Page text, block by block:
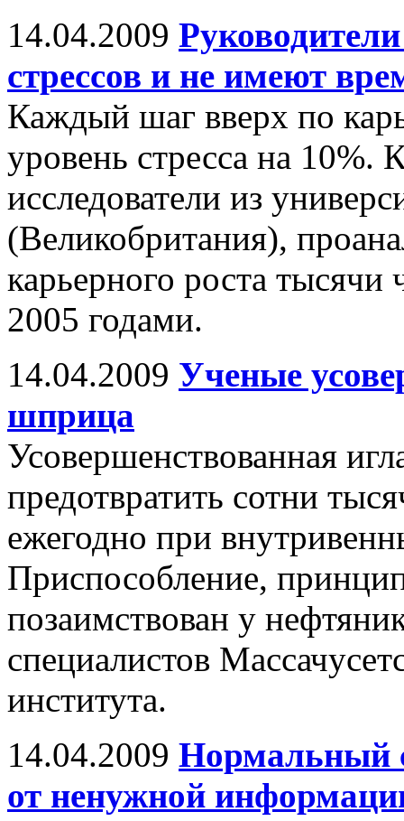
14.04.2009
стрессов и не имеют
Каждый шаг вверх по
уровень стресса на
исследователи из
(Великобритания),
карьерного роста
2005 годами.
14.04.2009 Ученые
шприца
Усовершенствованная
предотвратить сотни
ежегодно при
Приспособление,
позаимствован у
специалистов
института.
14.04.2009 Нормальный
от ненужной